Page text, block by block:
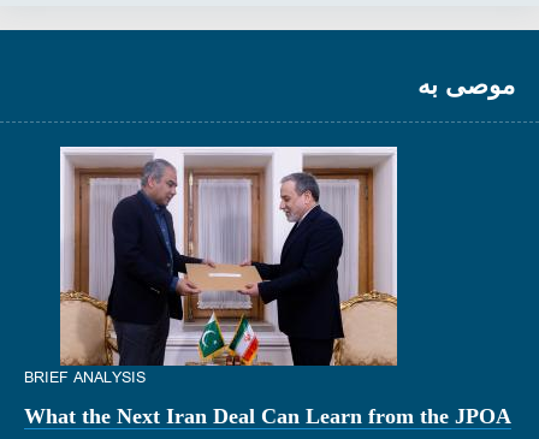
موصى به
BRIEF ANALYSIS
What the Next Iran Deal Can Learn from the JPOA